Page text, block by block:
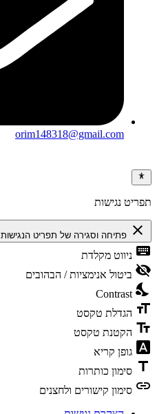
orim148318@gmail.com
נגישות
close פתיחה וסגירה של תפריט הנגישות
ניווט מקלדת
ביטול אנימציות / הבהובים
Contrast
הגדלת טקסט
הקטנת טקסט
גופן קריא
סימון כותרות
סימון קישורים ולחצנים